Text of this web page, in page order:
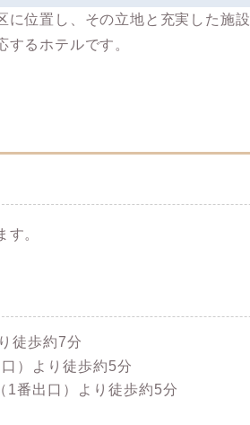
に位置し、その立地と充実した施設
するホテルです。
す。
徒歩約7分
口）より 徒歩約5分
（1番出口）より 徒歩約5分